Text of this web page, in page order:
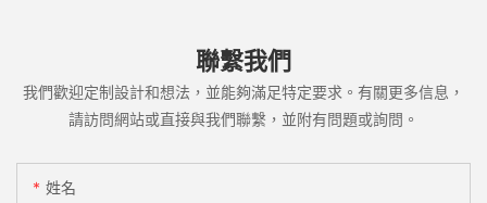
聯繫我們
我們歡迎定制設計和想法，並能夠滿足特定要求。有關更多信息，
請訪問網站或直接與我們聯繫，並附有問題或詢問。
姓名